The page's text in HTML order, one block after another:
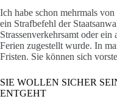
Ich habe schon mehrmals
ein Strafbefehl der
Strassenverkehrsamt oder
Ferien zugestellt wurde. In
Fristen. Sie können sich
SIE WOLLEN SICHER
ENTGEHT